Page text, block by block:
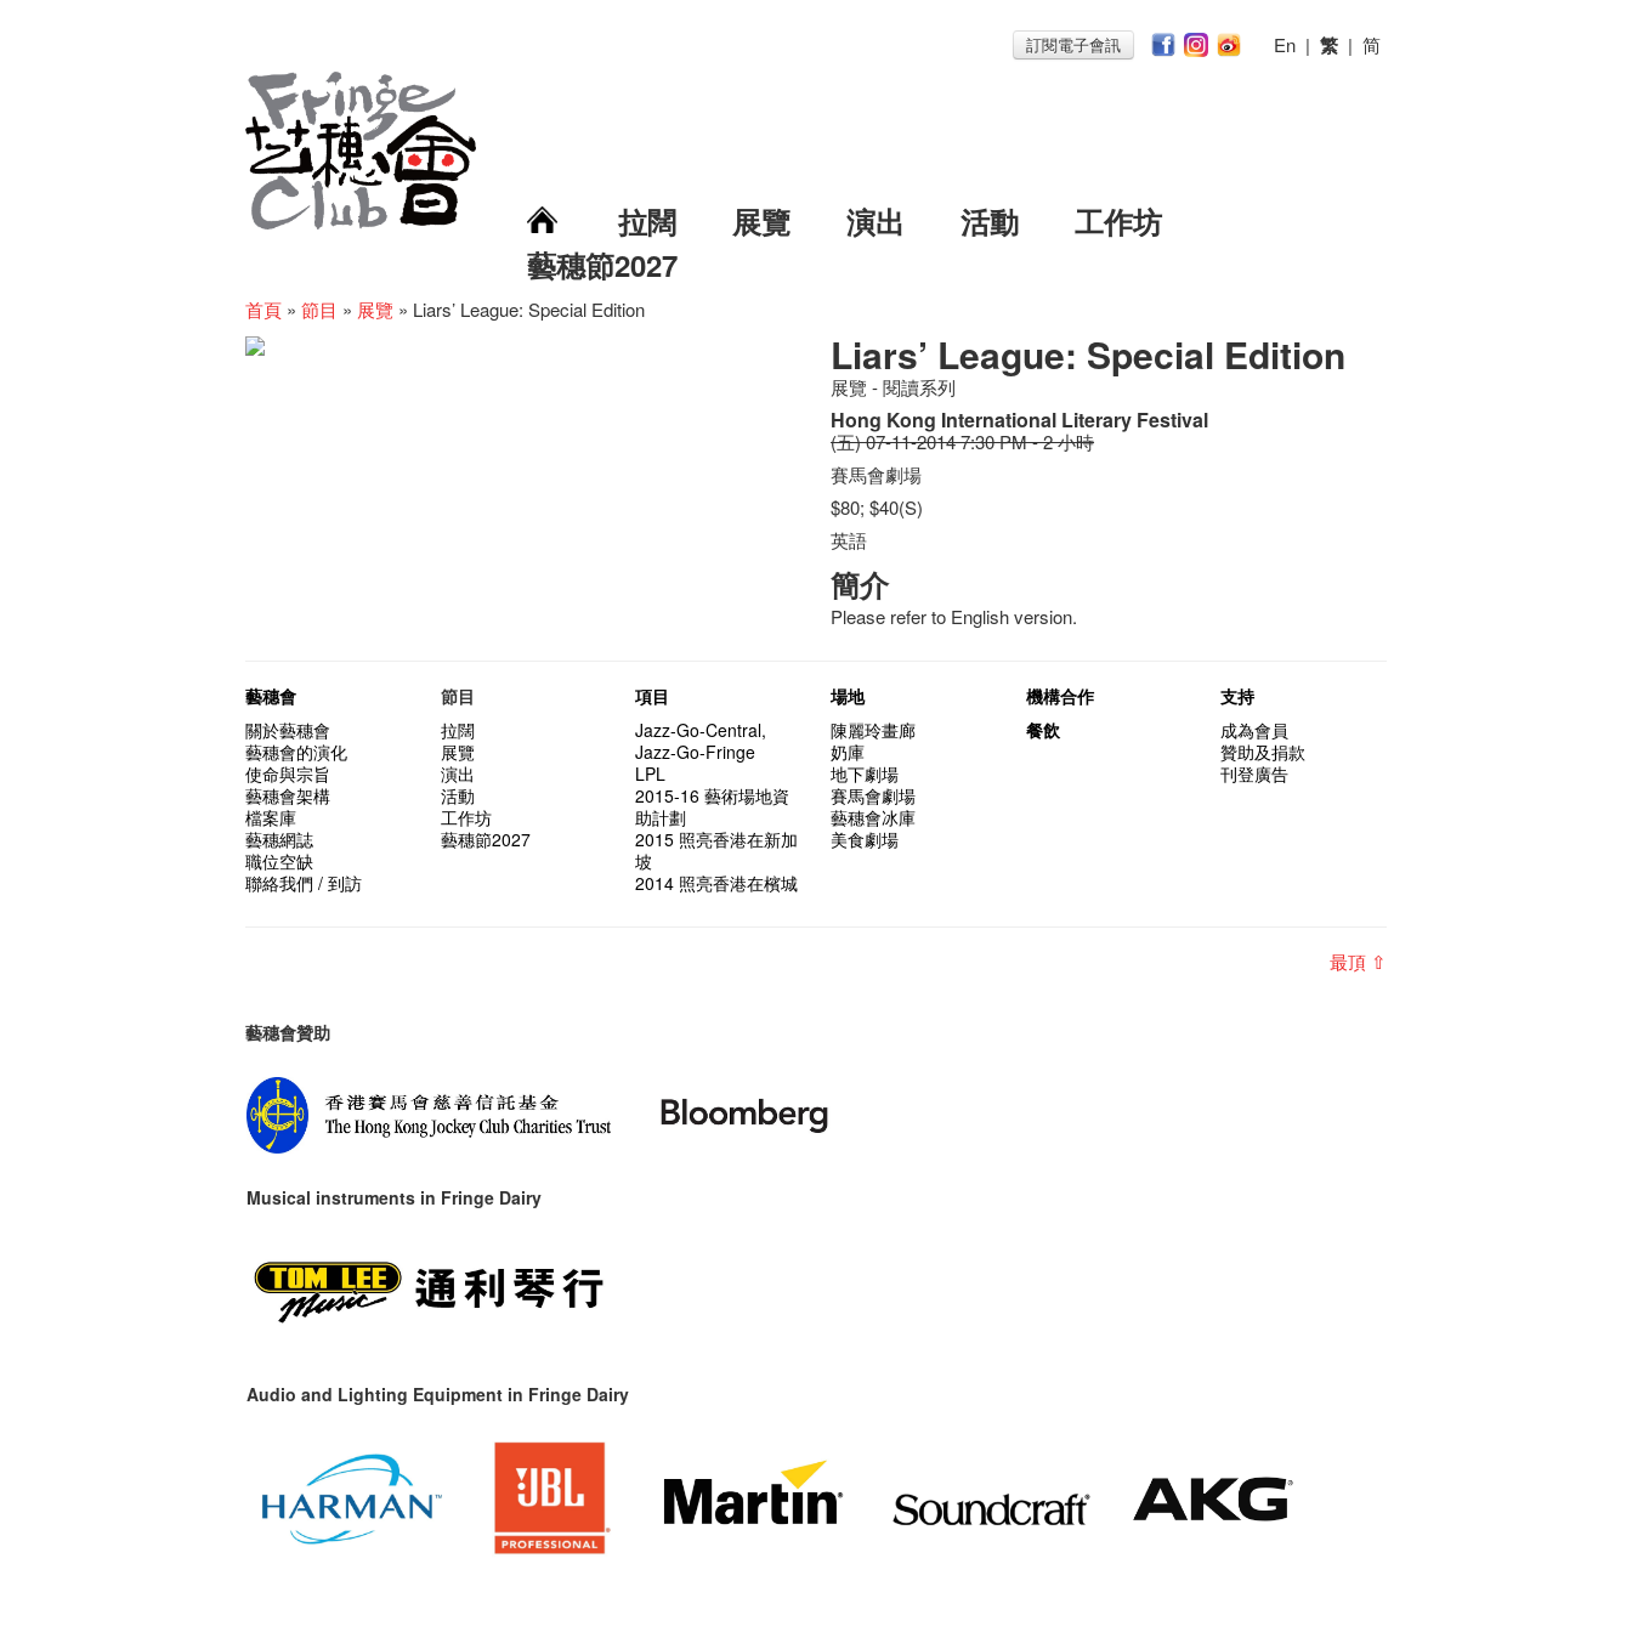
訂閱電子會訊 En | 繁 | 简
拉闊 展覽 演出 活動
工作坊
藝穗節2027
首頁 » 節目 » 展覽 » Liars’ League: Special Edition
Liars’ League: Special Edition
展覽 - 閱讀系列
Hong Kong International Literary Festival
(五) 07-11-2014 7:30 PM - 2 小時
賽馬會劇場
$80; $40(S)
英語
簡介
Please refer to English version.
藝穗會
關於藝穗會
藝穗會的演化
使命與宗旨
藝穗會架構
檔案庫
藝穗網誌
職位空缺
聯絡我們 / 到訪
節目
拉闊
展覽
演出
活動
工作坊
藝穗節2027
項目
Jazz-Go-Central,
Jazz-Go-Fringe
LPL
2015-16 藝術場地資
助計劃
2015 照亮香港在新加
坡
2014 照亮香港在檳城
場地
陳麗玲畫廊
奶庫
地下劇場
賽馬會劇場
藝穗會冰庫
美食劇場
機構合作
餐飲
支持
成為會員
贊助及捐款
刊登廣告
最頂 ⇧
藝穗會贊助
Musical instruments in Fringe Dairy
Audio and Lighting Equipment in Fringe Dairy